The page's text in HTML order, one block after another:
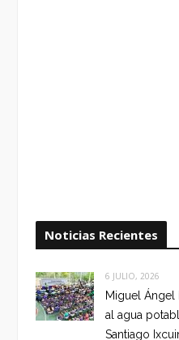
Noticias Recientes
6 JULIO, 2026
Miguel Ángel
al agua
Santiago